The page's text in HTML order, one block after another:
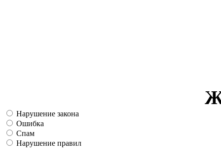
Нарушение закона
Ошибка
Спам
Нарушение правил